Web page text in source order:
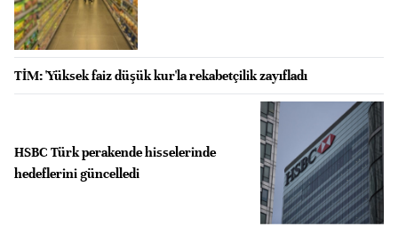
TİM: 'Yüksek faiz düşük kur'la rekabetçilik zayıfladı
HSBC Türk perakende hisselerinde
hedeflerini güncelledi